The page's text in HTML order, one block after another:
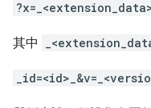
其中